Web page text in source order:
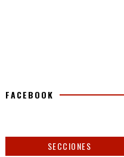
FACEBOOK
SECCIONES